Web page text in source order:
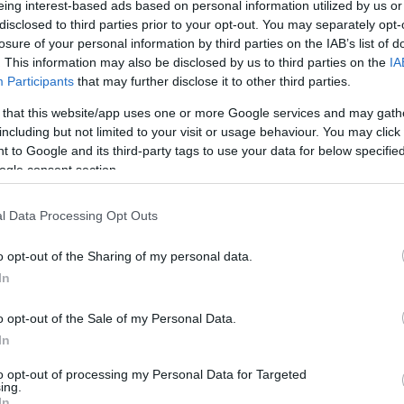
interest-based ads based on personal information utilized by us
to third parties prior to your opt-out. You may separately
of your personal information by third parties on the IAB’s list of
This information may also be disclosed by us to third parties on the
Participants that may further disclose it to other third parties.
that this website/app uses one or more Google services and may
but not limited to your visit or usage behaviour. You may
to Google and its third-party tags to use your data for below
consent section.
Data Processing Opt Outs
opt-out of the Sharing of my personal data.
opt-out of the Sale of my Personal Data.
opt-out of processing my Personal Data for Targeted
Reims (1-0), Leonardo s’est lancé en zone mixte
du club parisien à dominer les petits clubs de la